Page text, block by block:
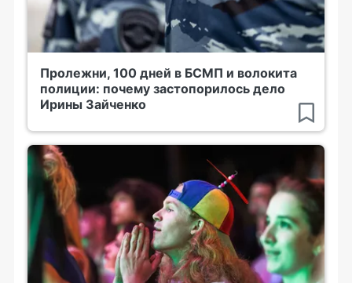
Пролежни, 100 дней в БСМП и волокита
полиции: почему застопорилось дело
Ирины Зайченко